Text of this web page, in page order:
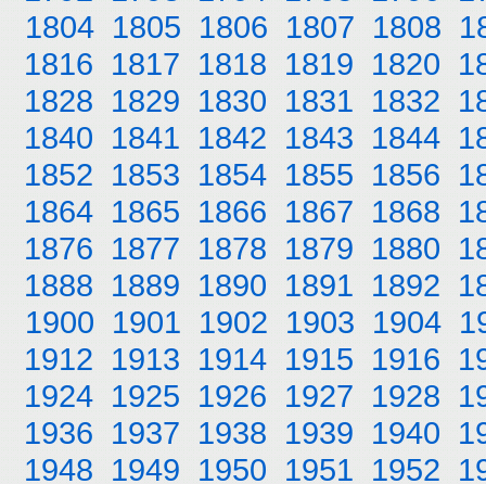
1804 1805 1806 1807 1808
1816 1817 1818 1819 1820
1828 1829 1830 1831 1832
1840 1841 1842 1843 1844
1852 1853 1854 1855 1856
1864 1865 1866 1867 1868
1876 1877 1878 1879 1880
1888 1889 1890 1891 1892
1900 1901 1902 1903 1904
1912 1913 1914 1915 1916
1924 1925 1926 1927 1928
1936 1937 1938 1939 1940
1948 1949 1950 1951 1952